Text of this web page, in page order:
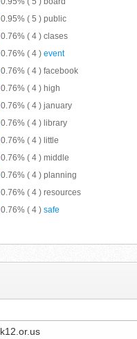
0.95% ( 5 ) public
0.76% ( 4 ) clases
0.76% ( 4 ) event
0.76% ( 4 ) facebook
0.76% ( 4 ) high
0.76% ( 4 ) january
0.76% ( 4 ) library
0.76% ( 4 ) little
0.76% ( 4 ) middle
0.76% ( 4 ) planning
0.76% ( 4 ) resources
0.76% ( 4 ) safe